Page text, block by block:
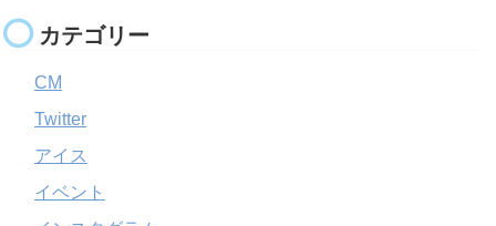
カテゴリー
CM
Twitter
アイス
イベント